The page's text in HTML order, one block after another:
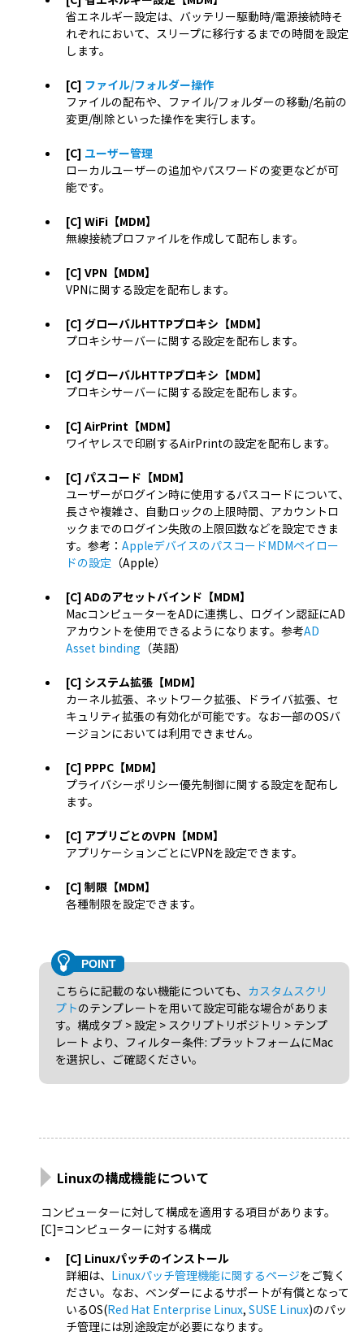
省エネルギー設定は、バッテリー駆動時/電源接続時そ
れぞれにおいて、スリープに移行するまでの時間を設定
します。
[C] ファイル/フォルダー操作
ファイルの配布や、ファイル/フォルダーの移動/名前の
変更/削除といった操作を実行します。
[C] ユーザー管理
ローカルユーザーの追加やパスワードの変更などが可
能です。
[C] WiFi【MDM】
無線接続プロファイルを作成して配布します。
[C] VPN【MDM】
VPNに関する設定を配布します。
[C] グローバルHTTPプロキシ【MDM】
プロキシサーバーに関する設定を配布します。
[C] グローバルHTTPプロキシ【MDM】
プロキシサーバーに関する設定を配布します。
[C] AirPrint【MDM】
ワイヤレスで印刷するAirPrintの設定を配布します。
[C] パスコード【MDM】
ユーザーがログイン時に使用するパスコードについて、
長さや複雑さ、自動ロックの上限時間、アカウントロ
ックまでのログイン失敗の上限回数などを設定できま
す。参考： AppleデバイスのパスコードMDMペイロー
ドの設定 （Apple）
[C] ADのアセットバインド【MDM】
MacコンピューターをADに連携し、ログイン認証にAD
アカウントを使用できるようになります。参考AD
Asset binding （英語）
[C] システム拡張【MDM】
カーネル拡張、ネットワーク拡張、ドライバ拡張、セ
キュリティ拡張の有効化が可能です。なお一部のOSバ
ージョンにおいては利用できません。
[C] PPPC【MDM】
プライバシーポリシー優先制御に関する設定を配布し
ます。
[C] アプリごとのVPN【MDM】
アプリケーションごとにVPNを設定できます。
[C] 制限【MDM】
各種制限を設定できます。
こちらに記載のない機能についても、 カスタムスクリ
プトのテンプレートを用いて設定可能な場合がありま
す。構成タブ > 設定 > スクリプトリポジトリ > テンプ
レート より、フィルター条件: プラットフォームにMac
を選択し、ご確認ください。
Linuxの構成機能について
コンピューターに対して構成を適用する項目があります。
[C]=コンピューターに対する構成
[C] Linuxパッチのインストール
詳細は、 Linuxパッチ管理機能に関するページをご覧く
ださい。なお、ベンダーによるサポートが有償となって
いるOS(Red Hat Enterprise Linux, SUSE Linux)のパッ
チ管理には別途設定が必要になります。